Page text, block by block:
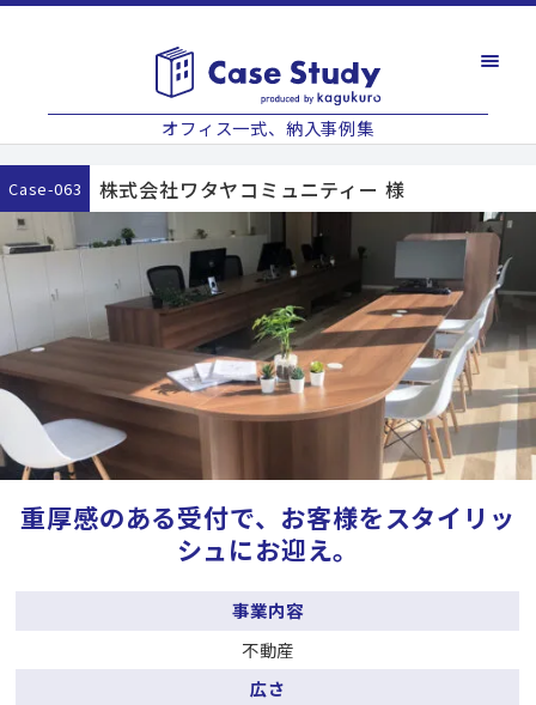
オフィス一式、納入事例集
case-063 株式会社ワタヤコミュニティー 様
重厚感のある受付で、お客様をスタイリッ
シュにお迎え。
事業内容
不動産
広さ